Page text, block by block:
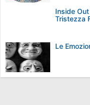
Inside
Tristezza
Le